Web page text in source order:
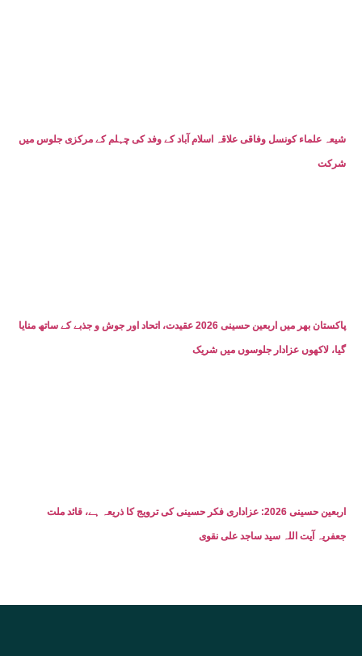
شیعہ علماء کونسل وفاقی علاقہ اسلام آباد کے وفد کی چہلم کے مرکزی جلوس میں
شرکت
پاکستان بھر میں اربعین حسینی 2026 عقیدت، اتحاد اور جوش و جذبے کے ساتھ منایا
گیا، لاکھوں عزادار جلوسوں میں شریک
اربعین حسینی 2026: عزاداری فکر حسینی کی ترویج کا ذریعہ ہے، قائد ملت
جعفریہ آیت اللہ سید ساجد علی نقوی